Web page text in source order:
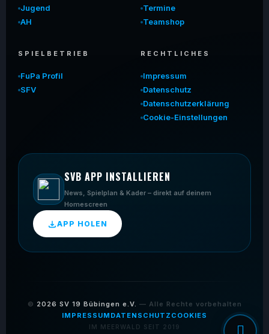
Jugend
AH
Termine
Teamshop
SPIELBETRIEB
FuPa Profil
SFV
RECHTLICHES
Impressum
Datenschutz
Datenschutzerklärung
Cookie-Einstellungen
SVB APP INSTALLIEREN
News, Spielplan & Kader – direkt auf deinem
Homescreen
APP HOLEN
© 2026 SV 19 Bübingen e.V. — Alle Rechte vorbehalten
IMPRESSUM DATENSCHUTZ COOKIES
IM MEERWALD SEIT 2019